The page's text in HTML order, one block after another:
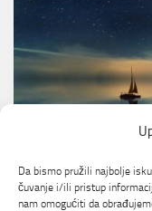
Da bismo pružili najbolje
čuvanje i/ili pristup
nam omogućiti da
Tjedni horoskop